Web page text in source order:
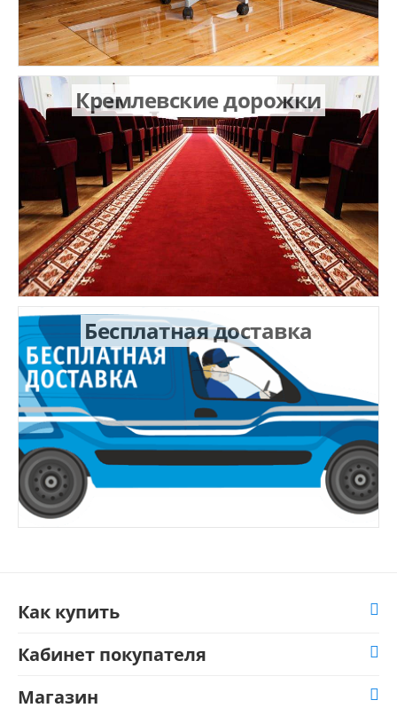
Кремлевские дорожки
Бесплатная доставка
Как купить
Кабинет покупателя
Магазин